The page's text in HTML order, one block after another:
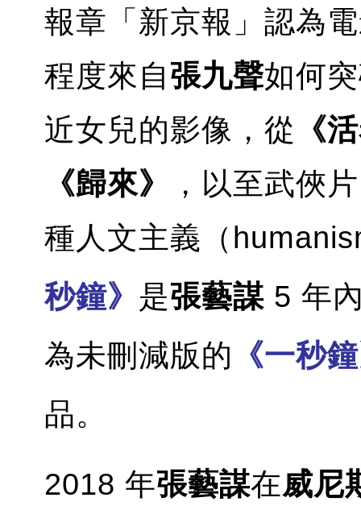
報章「新京報」認為
程度來自張九聲如何
近女兒的影像，從 《
《歸來》
，以至武俠片
種人文主義（
秒鐘》 是張藝謀 5 年
為未刪減版的 《一秒
品。
2018 年張藝謀在威尼